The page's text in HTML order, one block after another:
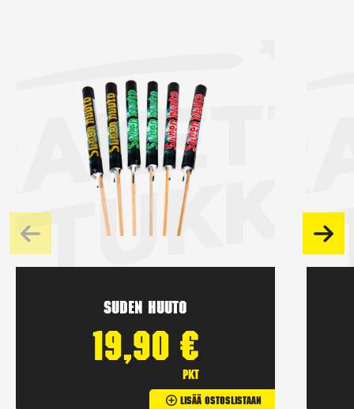
Suden huuto
19,90 €
pkt
Lisää Ostoslistaan